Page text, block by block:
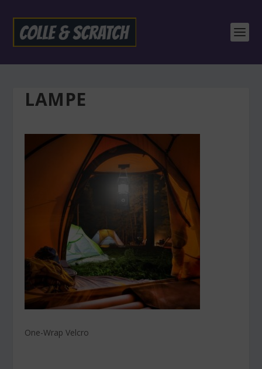
LAMPE
One-Wrap Velcro